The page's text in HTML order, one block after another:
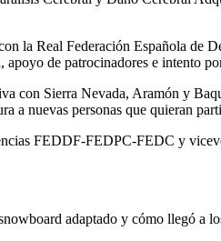
la Real Federación Española de
de patrocinadores e intento
con Sierra Nevada, Aramón y
a nuevas personas que quieran
FEDDF-FEDPC-FEDC y
adaptado y cómo llegó a